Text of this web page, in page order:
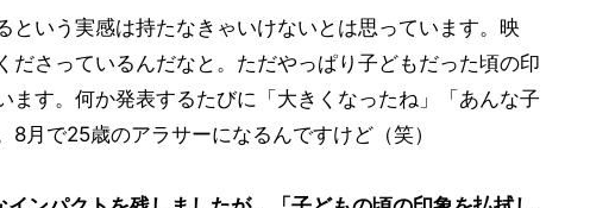
という実感は持たなきゃいけないとは思っています。映
ださっているんだなと。ただやっぱり子どもだった頃の印
ます。何か発表するたびに「大きくなったね」「あんな子
月で25歳のアラサーになるんですけど（笑）